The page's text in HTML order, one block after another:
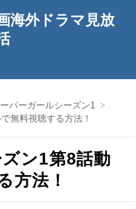
海外ドラマ見放
パーガールシーズン1
無料視聴する方法！
ン1第8話動
方法！